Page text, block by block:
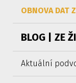
OBNOVA DAT
BLOG | ZE
Aktuální